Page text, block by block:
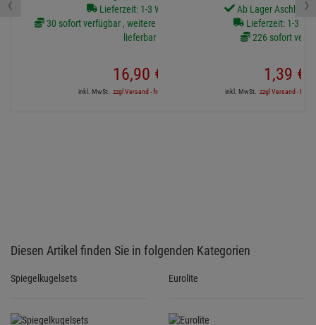
Lieferzeit: 1-3 Werktage
30 sofort verfügbar , weitere Artikel ab Zentrallager
lieferbar
16,90 €
inkl. MwSt. zzgl Versand - frei ab 90,-€ in DE
Ab Lager
Lieferzeit: 1-3
226 sofort
1,39 €
inkl. MwSt. zzgl Versand - frei
Diesen Artikel finden Sie in folgenden Kategorien
Spiegelkugelsets Eurolite